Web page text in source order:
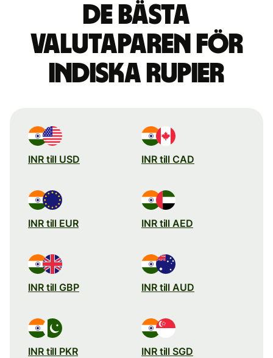
De bästa
valutaparen för
indiska rupier
INR till USD INR till CAD
INR till EUR INR till AED
INR till GBP INR till AUD
INR till PKR INR till SGD